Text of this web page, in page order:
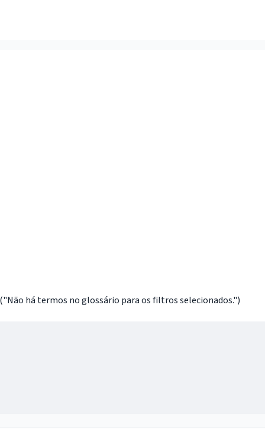
há termos no glossário para os filtros selecionados.")